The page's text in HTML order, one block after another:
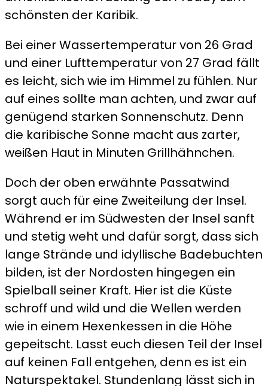
schönsten der Karibik.
Bei einer Wassertemperatur von 26 Grad
und einer Lufttemperatur von 27 Grad fällt
es leicht, sich wie im Himmel zu fühlen. Nur
auf eines sollte man achten, und zwar auf
genügend starken Sonnenschutz. Denn
die karibische Sonne macht aus zarter,
weißen Haut in Minuten Grillhähnchen.
Doch der oben erwähnte Passatwind
sorgt auch für eine Zweiteilung der Insel.
Während er im Südwesten der Insel sanft
und stetig weht und dafür sorgt, dass sich
lange Strände und idyllische Badebuchten
bilden, ist der Nordosten hingegen ein
Spielball seiner Kraft. Hier ist die Küste
schroff und wild und die Wellen werden
wie in einem Hexenkessen in die Höhe
gepeitscht. Lasst euch diesen Teil der Insel
auf keinen Fall entgehen, denn es ist ein
Naturspektakel. Stundenlang lässt sich in